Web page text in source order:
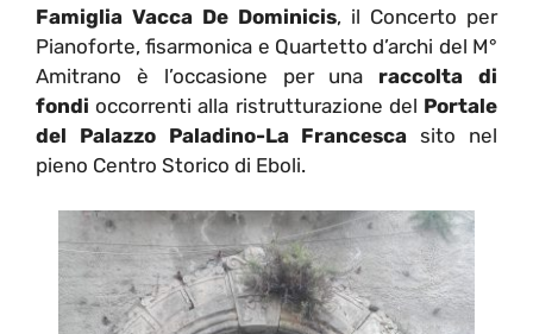
Famiglia Vacca De Dominicis, il Concerto per
Pianoforte, fisarmonica e Quartetto d’archi del M°
Amitrano è l’occasione per una raccolta di
fondi occorrenti alla ristrutturazione del Portale
del Palazzo Paladino-La Francesca sito nel
pieno Centro Storico di Eboli.